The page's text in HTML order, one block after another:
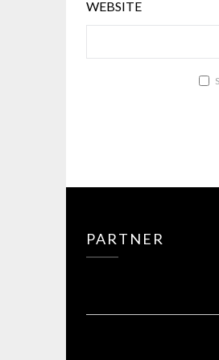
WEBSITE
PARTNER